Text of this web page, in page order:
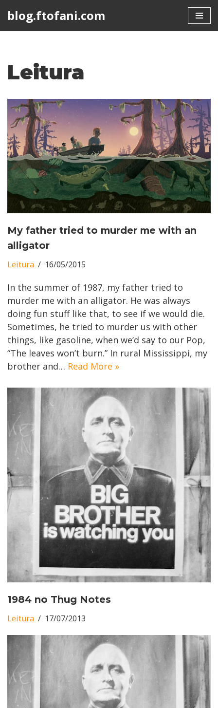
blog.ftofani.com
Leitura
My father tried to murder me with an
alligator
Leitura 16/05/2015
In the summer of 1987, my father tried to
murder me with an alligator. He was always
doing fun stuff like that, to see if we would die.
Sometimes, he tried to murder us with other
things, like gasoline, when we’d say to our Pop,
“The leaves won’t burn.” In rural Mississippi, my
brother and… Read More »
1984 no Thug Notes
Leitura 17/07/2013